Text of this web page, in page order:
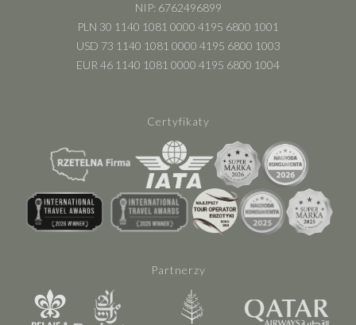
NIP: 6762496899
PLN 30 1140 1081 0000 4195 6800 1001
USD 73 1140 1081 0000 4195 6800 1003
EUR 46 1140 1081 0000 4195 6800 1004
Certyfikaty
Partnerzy